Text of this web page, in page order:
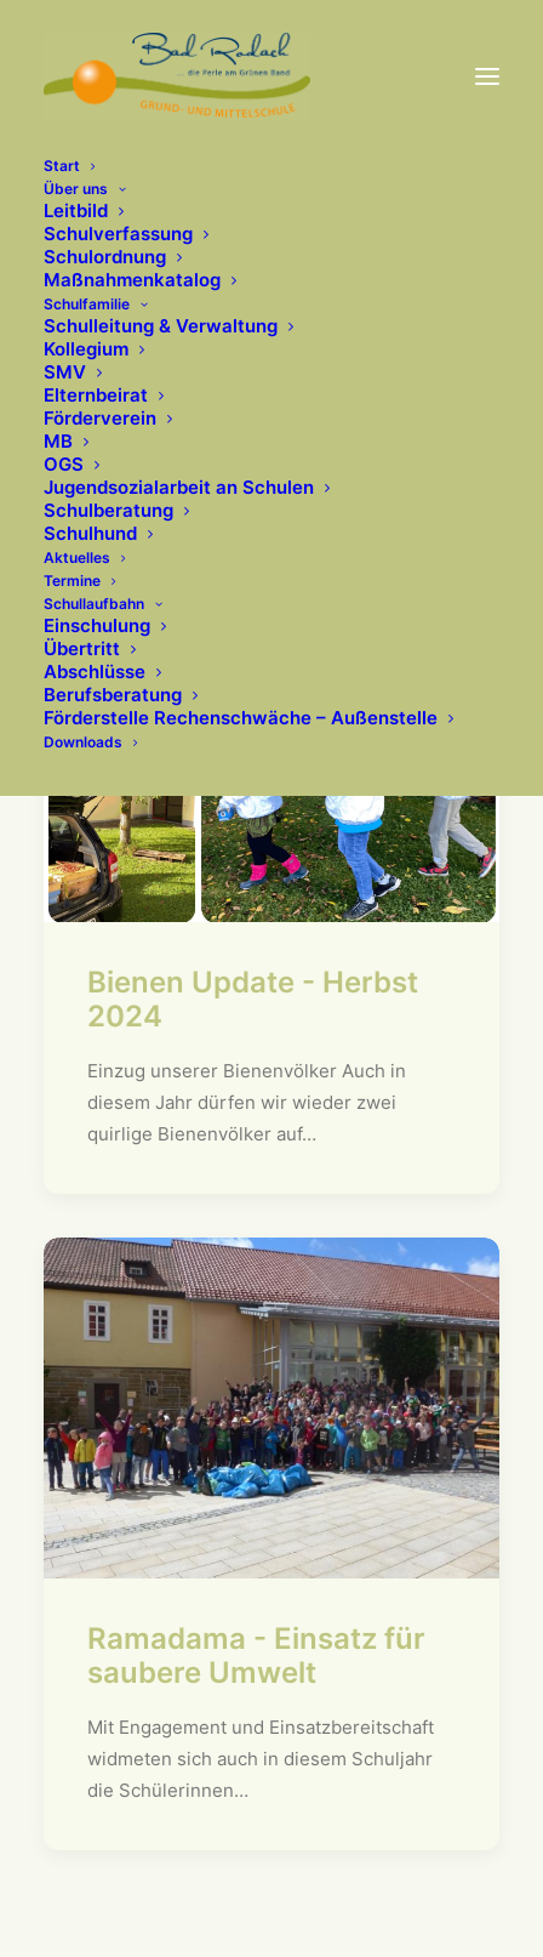
Start
Über uns
Leitbild
Schulverfassung
Schulordnung
Maßnahmenkatalog
Schulfamilie
Schulleitung & Verwaltung
Kollegium
SMV
Elternbeirat
Förderverein
MB
OGS
Jugendsozialarbeit an Schulen
Schulberatung
Schulhund
Aktuelles
Termine
Schullaufbahn
Einschulung
Übertritt
Abschlüsse
Berufsberatung
Förderstelle Rechenschwäche – Außenstelle
Downloads
Bienen Update - Herbst
2024
Einzug unserer Bienenvölker Auch in
diesem Jahr dürfen wir wieder zwei
quirlige Bienenvölker auf…
Ramadama - Einsatz für
saubere Umwelt
Mit Engagement und Einsatzbereitschaft
widmeten sich auch in diesem Schuljahr
die Schülerinnen…